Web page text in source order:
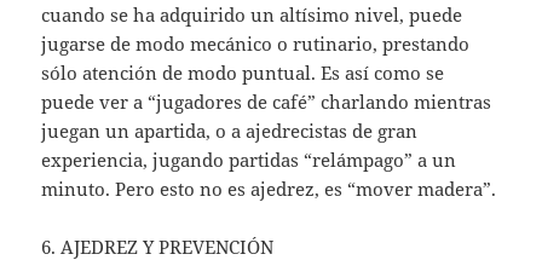
cuando se ha adquirido un altísimo nivel, puede
jugarse de modo mecánico o rutinario, prestando
sólo atención de modo puntual. Es así como se
puede ver a “jugadores de café” charlando mientras
juegan un apartida, o a ajedrecistas de gran
experiencia, jugando partidas “relámpago” a un
minuto. Pero esto no es ajedrez, es “mover madera”.
6. AJEDREZ Y PREVENCIÓN